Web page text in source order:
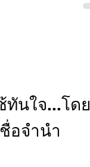
ทันใจ...โดย
อจำนำ